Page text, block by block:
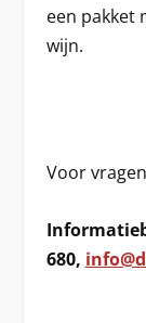
een pakket
wijn.
Voor
680,